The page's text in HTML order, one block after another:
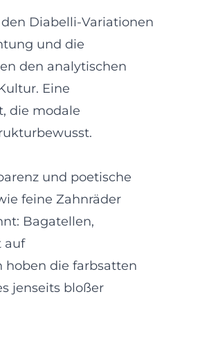
Diabelli-Variationen
und die
den analytischen
Eine
die modale
und poetische
feine Zahnräder
Bagatellen,
auf
hoben die farbsatten
jenseits bloßer